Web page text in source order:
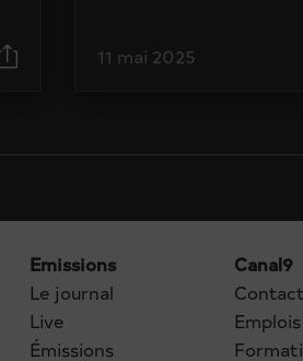
11 mai 2025
Emissions
Le journal
Live
Émissions
Canal9
Contact
Emplois